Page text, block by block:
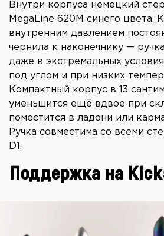
Внутри корпуса немецкий
MegaLine 620M синего цвета.
внутренним давлением
чернила к наконечнику —
даже в экстремальных
под углом и при низких
Компактный корпус в 13
уменьшится ещё вдвое при
поместится в ладони или
Ручка совместима со всеми
D1.
Поддержка на